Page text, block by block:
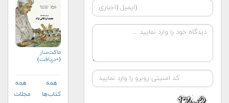
ماکت‌ساز
(+دریافت)
همه
کتاب‌ها
همه
مجلات